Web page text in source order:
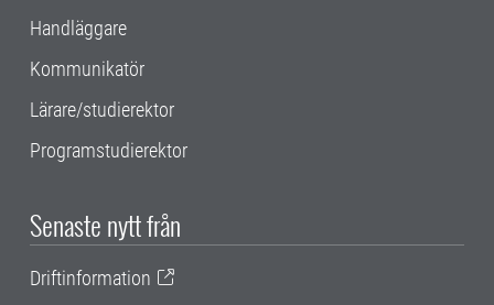
Handläggare
Kommunikatör
Lärare/studierektor
Programstudierektor
Senaste nytt från
Driftinformation